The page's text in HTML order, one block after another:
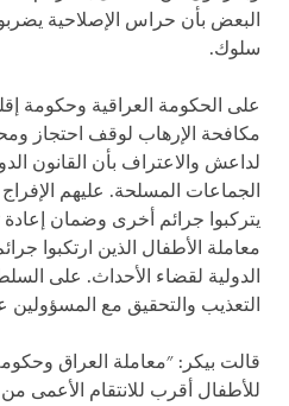
البعض بأن حراس الإصلاحية
سلوك.
على الحكومة العراقية وحكومة
مكافحة الإرهاب لوقف احتجاز
لداعش والاعتراف بأن القانون
الجماعات المسلحة. عليهم
يتركبوا جرائم أخرى وضمان إعادة
معاملة الأطفال الذين ارتكبوا
الدولية لقضاء الأحداث. على
التعذيب والتحقيق مع المسؤولين
قالت بيكر : "معاملة العراق
للأطفال أقرب للانتقام الأعمى